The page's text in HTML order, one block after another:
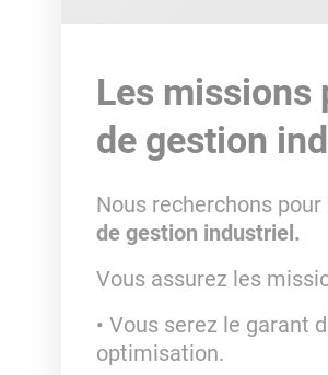
Les missions
de gestion
Nous recherchons
de gestion industriel.
Vous assurez les
Vous serez le garant
optimisation.